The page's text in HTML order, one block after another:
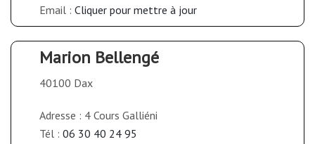
Email : Cliquer pour mettre à jour
Marion Bellengé
40100 Dax
Adresse : 4 Cours Galliéni
Tél : 06 30 40 24 95